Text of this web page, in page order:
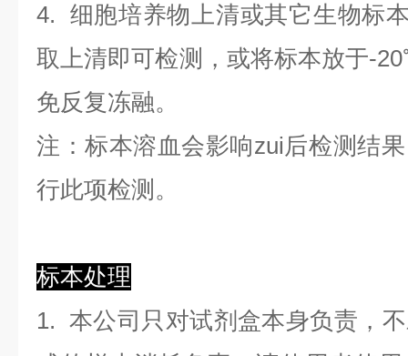
4. 细胞培养物上清或其它生物标
取上清即可检测，或将标本放于-
免反复冻融。
注：标本溶血会影响zui后检测结
行此项检测。
标本处理
1. 本公司只对试剂盒本身负责，